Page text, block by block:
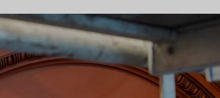
Užsakyti